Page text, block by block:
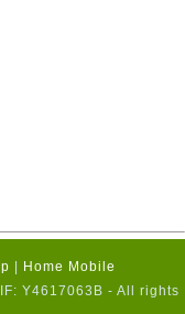
Home Mobile
Y4617063B - All rights